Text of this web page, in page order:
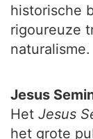
historische
rigoureuze
naturalisme.
Jesus
Het Jesus
het grote